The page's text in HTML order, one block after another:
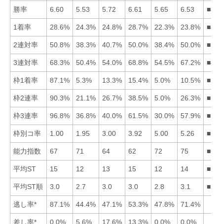
勝率 6.60 5.53 5.72 6.61 5.65 6.53
1着率 28.6% 24.3% 24.8% 28.7% 22.3% 23.8%
2連対率 50.8% 38.3% 40.7% 50.0% 38.4% 50.0%
3連対率 68.3% 50.4% 54.0% 68.8% 54.5% 67.2%
枠1着率 87.1% 5.3% 13.3% 15.4% 5.0% 10.5%
枠2連率 90.3% 21.1% 26.7% 38.5% 5.0% 26.3%
枠3連率 96.8% 36.8% 40.0% 61.5% 30.0% 57.9%
枠別コ率 1.00 1.95 3.00 3.92 5.00 5.26
能力指数 67 71 64 62 72 75
平均ST 15 12 13 15 12 14
平均ST順 3.0 2.7 3.0 3.0 2.8 3.1
逃し率* 87.1% 44.4% 47.1% 53.3% 47.8% 71.4%
差し率* 0.0% 5.6% 17.6% 13.3% 0.0% 0.0%